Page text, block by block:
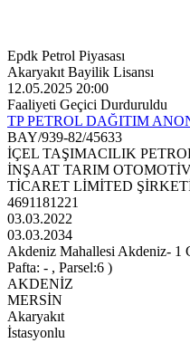
Epdk Petrol Piyasası
Akaryakıt Bayilik Lisansı
12.05.2025 20:00
Faaliyeti Geçici Durduruldu
TP PETROL DAĞITIM
BAY/939-82/45633
İÇEL TAŞIMACILIK
İNŞAAT TARIM
TİCARET LİMİTED
4691181221
03.03.2022
03.03.2034
Akdeniz Mahallesi Akdeniz- 1
Pafta: - , Parsel:6 )
AKDENİZ
MERSİN
Akaryakıt
İstasyonlu